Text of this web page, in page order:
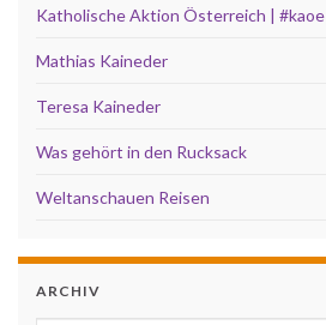
Katholische Aktion Österreich | #kaoe
Mathias Kaineder
Teresa Kaineder
Was gehört in den Rucksack
Weltanschauen Reisen
ARCHIV